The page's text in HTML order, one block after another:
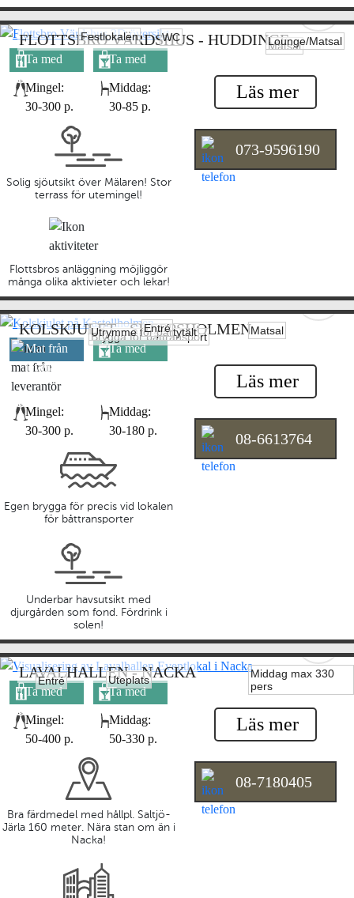
FLOTTSBRO VÄRDSHUS - HUDDINGE
Festlokalen WC
Matsal
Lounge/Matsal
Ta med
Ta med
Mingel:
30-300 p.
Middag:
30-85 p.
Solig sjöutsikt över Mälaren! Stor
terrass för utemingel!
Flottsbros anläggning möjliggör
många olika aktivieter och lekar!
Läs mer
073-9596190
KOLSKJULET - SKEPPSHOLMEN
Brygga för båttransport
Utrymme för partytält Matsal
Entré
Mat från
leverantör
Ta med
Mingel:
30-300 p.
Middag:
30-180 p.
Egen brygga för precis vid lokalen
för båttransporter
Underbar havsutsikt med
djurgården som fond. Fördrink i
solen!
Läs mer
08-6613764
LAVALHALLEN - NACKA
Entré
Middag max 330
pers
Uteplats
Ta med
Ta med
Mingel:
50-400 p.
Middag:
50-330 p.
Bra färdmedel med hållpl. Saltjö-
Järla 160 meter. Nära stan om än i
Nacka!
Läs mer
08-7180405